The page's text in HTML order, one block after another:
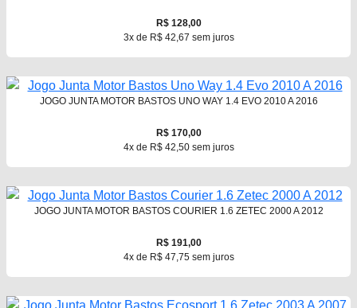
R$ 128,00
3x de R$ 42,67 sem juros
JOGO JUNTA MOTOR BASTOS UNO WAY 1.4 EVO 2010 A 2016
R$ 170,00
4x de R$ 42,50 sem juros
JOGO JUNTA MOTOR BASTOS COURIER 1.6 ZETEC 2000 A 2012
R$ 191,00
4x de R$ 47,75 sem juros